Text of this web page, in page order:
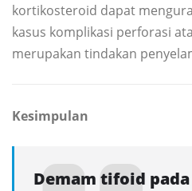
kortikosteroid dapat
kasus komplikasi perforasi
merupakan tindakan
Kesimpulan
Demam tifoid